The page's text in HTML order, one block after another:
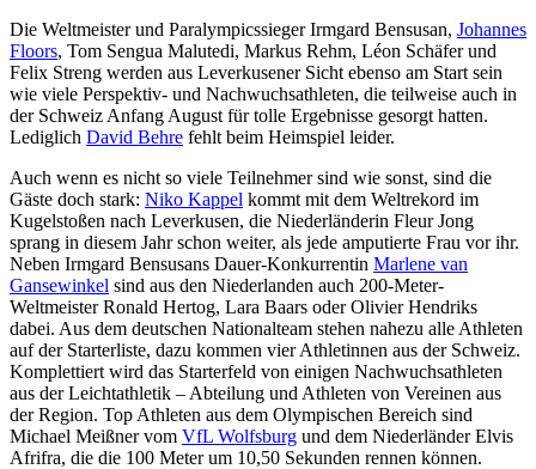
Die Weltmeister und Paralympicssieger Irmgard Bensusan, Johannes
Floors, Tom Sengua Malutedi, Markus Rehm, Léon Schäfer und
Felix Streng werden aus Leverkusener Sicht ebenso am Start sein
wie viele Perspektiv- und Nachwuchsathleten, die teilweise auch in
der Schweiz Anfang August für tolle Ergebnisse gesorgt hatten.
Lediglich David Behre fehlt beim Heimspiel leider.
Auch wenn es nicht so viele Teilnehmer sind wie sonst, sind die
Gäste doch stark: Niko Kappel kommt mit dem Weltrekord im
Kugelstoßen nach Leverkusen, die Niederländerin Fleur Jong
sprang in diesem Jahr schon weiter, als jede amputierte Frau vor ihr.
Neben Irmgard Bensusans Dauer-Konkurrentin Marlene van
Gansewinkel sind aus den Niederlanden auch 200-Meter-
Weltmeister Ronald Hertog, Lara Baars oder Olivier Hendriks
dabei. Aus dem deutschen Nationalteam stehen nahezu alle Athleten
auf der Starterliste, dazu kommen vier Athletinnen aus der Schweiz.
Komplettiert wird das Starterfeld von einigen Nachwuchsathleten
aus der Leichtathletik – Abteilung und Athleten von Vereinen aus
der Region. Top Athleten aus dem Olympischen Bereich sind
Michael Meißner vom VfL Wolfsburg und dem Niederländer Elvis
Afrifra, die die 100 Meter um 10,50 Sekunden rennen können.